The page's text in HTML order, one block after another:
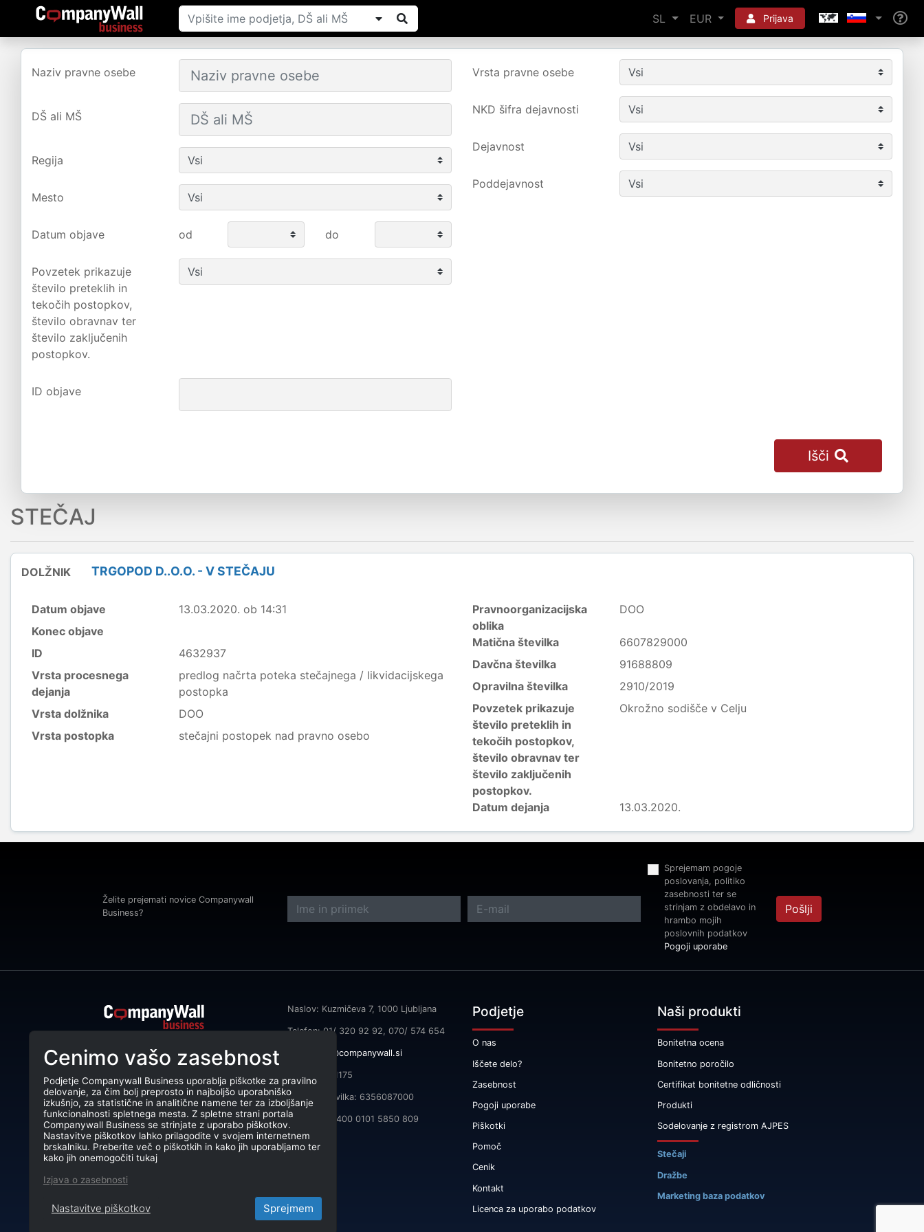
SL EUR Prijava
Naziv pravne osebe
DŠ ali MŠ
Regija
Mesto
Vrsta pravne osebe
NKD šifra dejavnosti
Dejavnost
Poddejavnost
Datum objave od do
Povzetek prikazuje
število preteklih in
tekočih postopkov,
število obravnav ter
število zaključenih
postopkov.
ID objave
Išči
STEČAJ
DOLŽNIK TRGOPOD D..O.O. - V STEČAJU
Datum objave
13.03.2020. ob 14:31
Konec objave
ID
4632937
Vrsta procesnega
dejanja
predlog načrta poteka stečajnega / likvidacijskega
postopka
Vrsta dolžnika
DOO
Vrsta postopka
stečajni postopek nad pravno osebo
Pravnoorganizacijska
oblika
DOO
Matična številka
6607829000
Davčna številka
91688809
Opravilna številka
2910/2019
Povzetek prikazuje
število preteklih in
tekočih postopkov,
število obravnav ter
število zaključenih
postopkov.
Okrožno sodišče v Celju
Datum dejanja 13.03.2020.
Želite prejemati novice Companywall
Business?
Sprejemam pogoje
poslovanja, politiko
zasebnosti ter se
strinjam z obdelavo in
hrambo mojih
poslovnih podatkov
Pogoji uporabe
Pošlji
podjetjem pomaga izboljšati
poslovanje z iskanjem in povezovanjem
strank.
CompanyWall Business © 2026
Naslov: Kuzmičeva 7, 1000 Ljubljana
Telefon: 01/ 320 92 92, 070/ 574 654
info@companywall.si
DŠ: SI55591175
Matična številka: 6356087000
TRR: SI56 3400 0101 5850 809
Podjetje
O nas
Iščete delo?
Zasebnost
Pogoji uporabe
Piškotki
Pomoč
Cenik
Kontakt
Licenca za uporabo podatkov
Naši produkti
Bonitetna ocena
Bonitetno poročilo
Certifikat bonitetne odličnosti
Produkti
Sodelovanje z registrom AJPES
Stečaji
Dražbe
Marketing baza podatkov
Cenimo vašo zasebnost
Podjetje Companywall Business uporablja piškotke za pravilno
delovanje, za čim bolj preprosto in najboljšo uporabniško
izkušnjo, za statistične in analitične namene ter za izboljšanje
funkcionalnosti spletnega mesta. Z spletne strani portala
Companywall Business se strinjate z uporabo piškotkov.
Nastavitve piškotkov lahko prilagodite v svojem internetnem
brskalniku. Preberite več o piškotkih in kako jih uporabljamo ter
kako jih onemogočiti tukaj
Izjava o zasebnosti
Nastavitve piškotkov Sprejmem